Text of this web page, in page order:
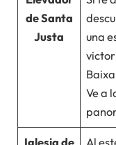
de Santa
Justa
una
Ve a
Iglesia de Al